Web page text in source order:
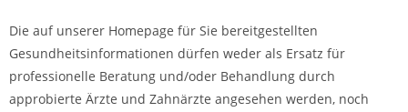
Die auf unserer Homepage für Sie bereitgestellten
Gesundheitsinformationen dürfen weder als Ersatz für
professionelle Beratung und/oder Behandlung durch
approbierte Ärzte und Zahnärzte angesehen werden, noch